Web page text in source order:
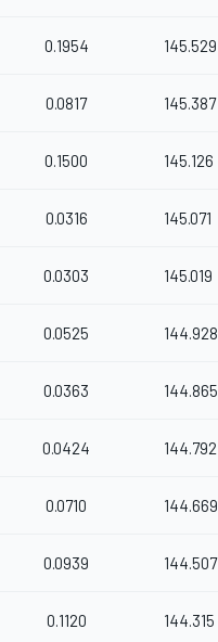
0.1954 145.529
0.0817 145.387
0.1500 145.126
0.0316 145.071
0.0303 145.019
0.0525 144.928
0.0363 144.865
0.0424 144.792
0.0710 144.669
0.0939 144.507
0.1120 144.315